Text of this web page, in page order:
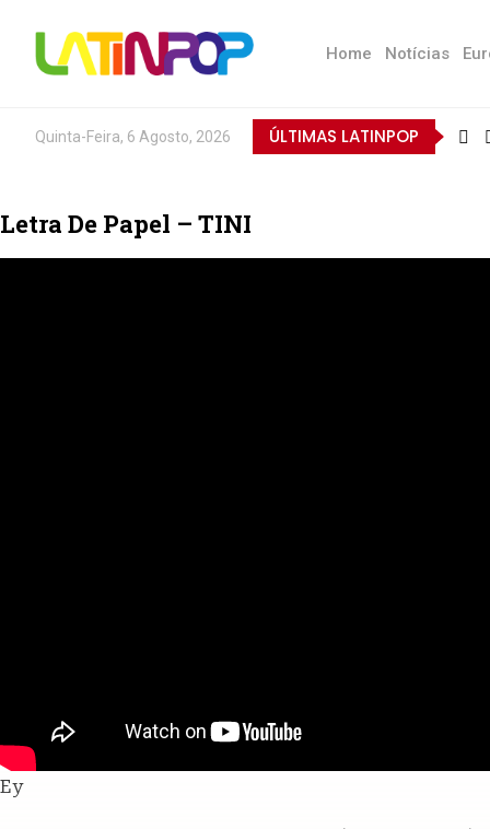
Home Notícias
Quinta-Feira, 6 Agosto, 2026 ÚLTIMAS LATINPOP
Letra De Papel – TINI
Ey